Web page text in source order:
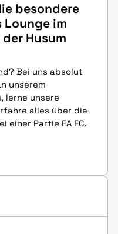
besondere
Lounge im
Husum
Bei uns absolut
unserem
lerne unsere
alles über die
einer Partie EA FC.